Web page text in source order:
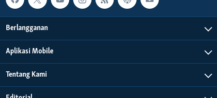
Berlangganan
Aplikasi Mobile
Tentang Kami